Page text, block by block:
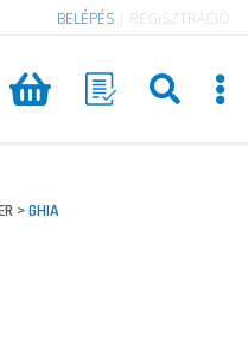
BELÉPÉS REGISZTRÁCIÓ
>GHIA